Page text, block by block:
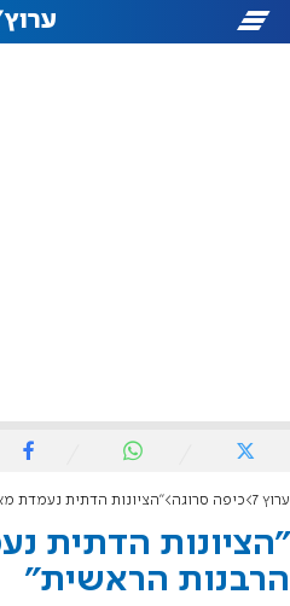
ערוץ 7 כיפה סרוגה "הציונות הדתית נעמדת
"הציונות הדתית
הרבנות הראשית"